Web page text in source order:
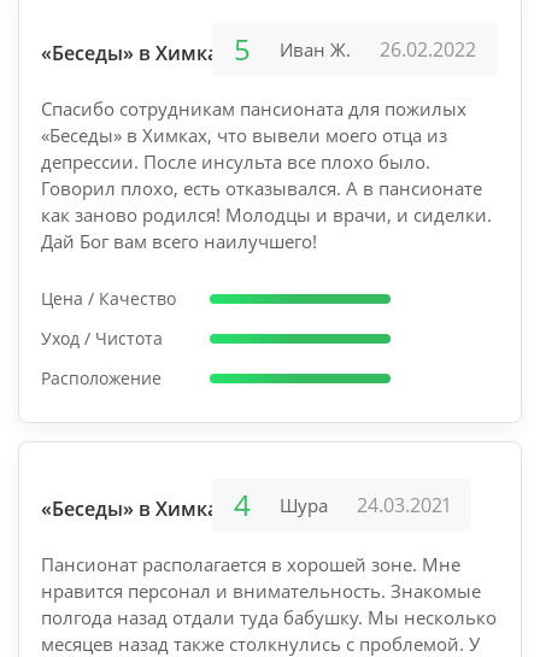
«Беседы» в Химках 5 Иван Ж. 26.02.2022
Спасибо сотрудникам пансионата для пожилых
«Беседы» в Химках, что вывели моего отца из
депрессии. После инсульта все плохо было.
Говорил плохо, есть отказывался. А в пансионате
как заново родился! Молодцы и врачи, и сиделки.
Дай Бог вам всего наилучшего!
Цена / Качество
Уход / Чистота
Расположение
«Беседы» в Химках 4 Шура 24.03.2021
Пансионат располагается в хорошей зоне. Мне
нравится персонал и внимательность. Знакомые
полгода назад отдали туда бабушку. Мы несколько
месяцев назад также столкнулись с проблемой. У